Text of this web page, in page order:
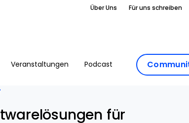
Über Uns Für uns schreiben
Veranstaltungen Podcast
für